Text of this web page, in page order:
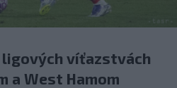
ligových víťazstvách
a West Hamom